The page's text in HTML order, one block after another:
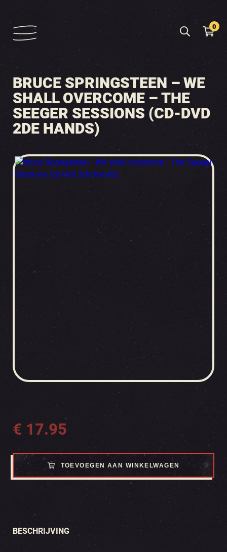
0
BRUCE SPRINGSTEEN – WE
SHALL OVERCOME – THE
SEEGER SESSIONS (CD-DVD
2DE HANDS)
€ 17.95
TOEVOEGEN AAN WINKELWAGEN
BESCHRIJVING